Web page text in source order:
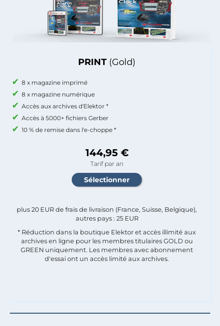
PRINT (Gold)
8 x magazine imprimé
8 x magazine numérique
Accès aux archives d'Elektor *
Accès à 5000+ fichiers Gerber
10 % de remise dans l'e-choppe *
144,95 €
Tarif par an
plus 20 EUR de frais de livraison (France, Suisse, Belgique),
autres pays : 25 EUR
* Réduction dans la boutique Elektor et accès illimité aux
archives en ligne pour les membres titulaires GOLD ou
GREEN uniquement. Les membres avec abonnement
d'essai ont un accès limité aux archives.